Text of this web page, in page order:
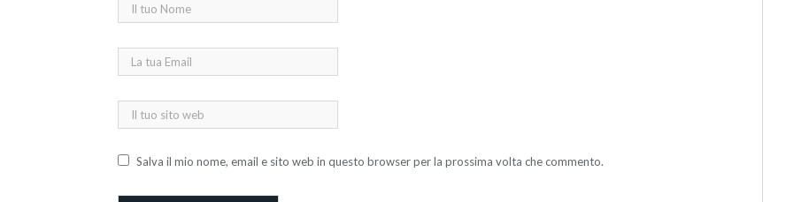
Salva il mio nome, email e sito web in questo browser per la prossima volta che commento.